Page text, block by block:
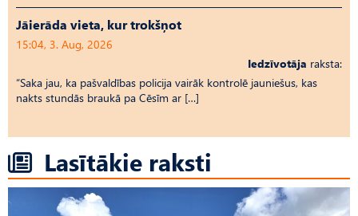
Jāierāda vieta, kur trokšņot
15:04, 3. Aug, 2026
Iedzīvotāja raksta:
“Saka jau, ka pašvaldības policija vairāk kontrolē jauniešus, kas
nakts stundās braukā pa Cēsīm ar […]
Lasītākie raksti